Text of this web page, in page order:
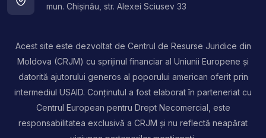
mun. Chișinău, str. Alexei Sciusev 33
Acest site este dezvoltat de Centrul de Resurse Juridice din
Moldova (CRJM) cu sprijinul financiar al Uniunii Europene și
datorită ajutorului generos al poporului american oferit prin
intermediul USAID. Conținutul a fost elaborat în parteneriat cu
Centrul European pentru Drept Necomercial, este
responsabilitatea exclusivă a CRJM și nu reflectă neapărat